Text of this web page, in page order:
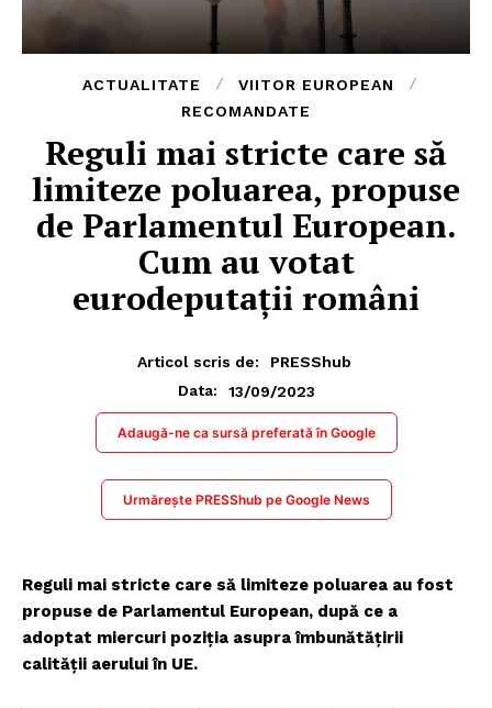
ACTUALITATE
VIITOR EUROPEAN
RECOMANDATE
Reguli mai stricte care să
limiteze poluarea, propuse
de Parlamentul European.
Cum au votat
eurodeputații români
Articol scris de:
PRESShub
Data:
13/09/2023
Adaugă-ne ca sursă preferată în Google
Urmărește PRESShub pe Google News
Reguli mai stricte care să limiteze poluarea au fost
propuse de Parlamentul European, după ce a
adoptat miercuri poziția asupra îmbunătățirii
calității aerului în UE.